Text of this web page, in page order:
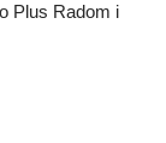
Plus Radom i